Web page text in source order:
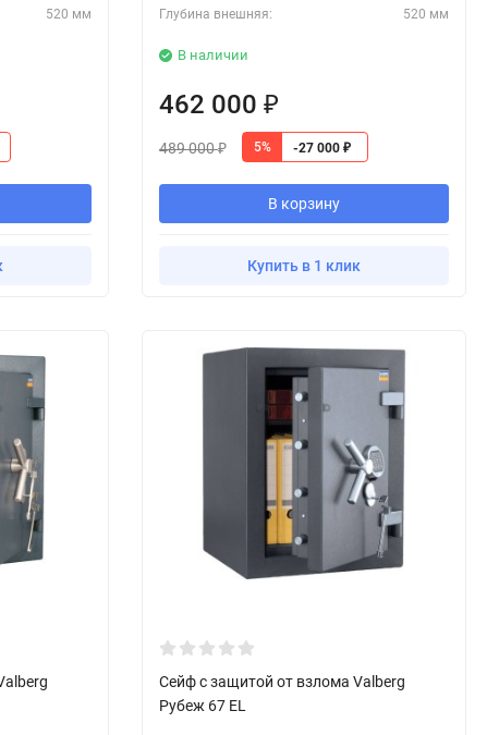
520 мм Глубина внешняя: 520 мм
В наличии
462 000 ₽
489 000₽ 5% -27 000 ₽
В корзину
Купить в 1 клик
Сейф с защитой от взлома Valberg
Рубеж 67 EL